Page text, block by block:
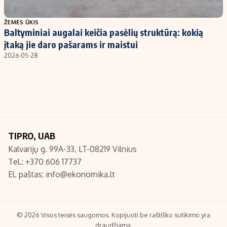
Populiarios temos
Investavimas
Akcijų rinka
Titulinis
Nedarbo išmokos skaičiuoklė
Redakcija
Turinio žymėjimo taisyklės
ŽEMĖS ŪKIS
Baltyminiai augalai keičia pasėlių struktūrą: kokią
įtaką jie daro pašarams ir maistui
2026-05-28
TIPRO, UAB
Kalvarijų g. 99A-33, LT-08219 Vilnius
Tel.: +370 606 17737
El. paštas: info@ekonomika.lt
© 2026 Visos teisės saugomos. Kopijuoti be raštiško sutikimo yra
draudžiama.